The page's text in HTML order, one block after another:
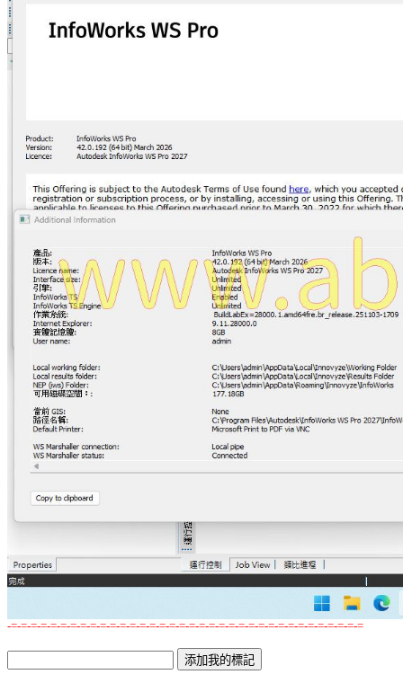
-=-=-=-=-=-=-=-=-=-=-=-=-=-=-=-=-=-=-=-=-=-=-=-=-=-=-=-=-=-=-=-=-=-=-=-=